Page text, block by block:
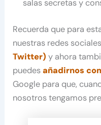
salas secretas y
Recuerda que para
nuestras redes
Twitter) y ahora
puedesañadirnos
Google para que,
nosotros tengamos